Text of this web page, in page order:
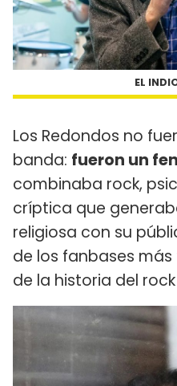
EL
Los Redondos no
banda: fueron un
combinaba rock,
críptica que
religiosa con su
de los fanbases
de la historia del